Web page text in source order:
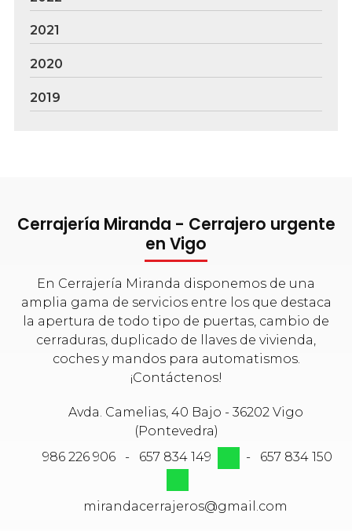
2021
2020
2019
Cerrajería Miranda - Cerrajero urgente
en Vigo
En Cerrajería Miranda disponemos de una
amplia gama de servicios entre los que destaca
la apertura de todo tipo de puertas, cambio de
cerraduras, duplicado de llaves de vivienda,
coches y mandos para automatismos.
¡Contáctenos!
Avda. Camelias, 40 Bajo - 36202 Vigo
(Pontevedra)
986 226 906
- 657 834 149 - 657 834 150
mirandacerrajeros@gmail.com